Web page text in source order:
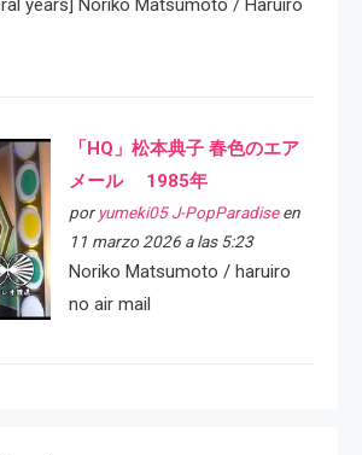
years] Noriko Matsumoto / Haruiro
「HQ」松本典子 春色のエア
メール 1985年
por yumeki05 J-PopParadiseen
11 marzo 2026 a las 5:23
Noriko Matsumoto / haruiro
no air mail